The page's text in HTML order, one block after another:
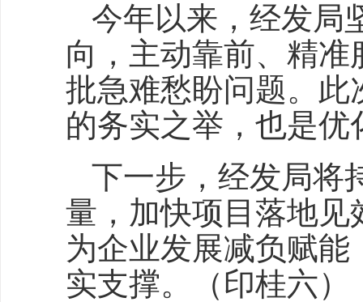
今年以来，经发局
向，主动靠前、精
批急难愁盼问题。
的务实之举，也是
下一步，经发局将
量，加快项目落地
为企业发展减负赋
实支撑。（印桂六）